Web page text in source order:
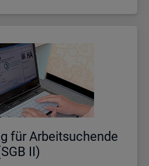
für Ar­beit­su­chen­de
II)